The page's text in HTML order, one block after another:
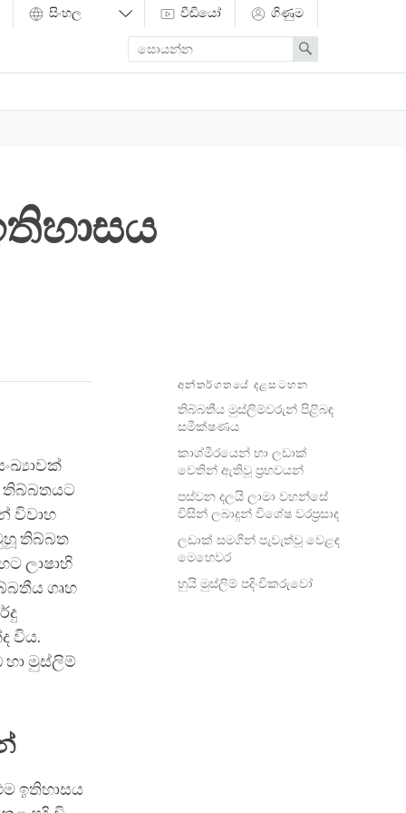
වීඩියෝ ගිණුම
Enter
search
term
Search
අන්තර්ගතයේ දළසටහන
තිබ්බතීය මුස්ලිම්වරුන් පිළිබඳ
සමීක්ෂණය
කාශ්මීරයෙන් හා ලඩාක්
වෙතින් ඇතිවූ ප්‍රභවයන්
පස්වන දලයි ලාමා වහන්සේ
විසින් ලබාදුන් විශේෂ වරප්‍රසාද
ලඩාක් සමගින් පැවැත්වූ වෙළඳ
මෙහෙවර
හුයි මුස්ලිම් පදිංචිකරුවෝ
තිබ්බතයට
විවාහ
තිබ්බත
ලාෂාහි
ගෘහ
විය.
මුස්ලිම්
ඉතිහාසය